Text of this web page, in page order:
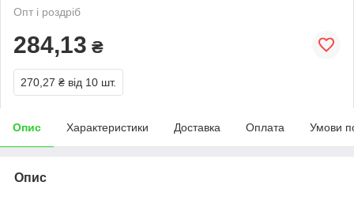
Опт і роздріб
284,13 ₴
270,27 ₴ від 10 шт.
Опис Характеристики Доставка Оплата Умови
Опис